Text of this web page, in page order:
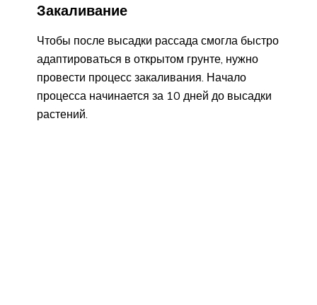
Закаливание
Чтобы после высадки рассада смогла быстро
адаптироваться в открытом грунте, нужно
провести процесс закаливания. Начало
процесса начинается за 10 дней до высадки
растений.